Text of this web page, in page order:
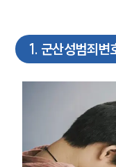
1. 군산성범죄변